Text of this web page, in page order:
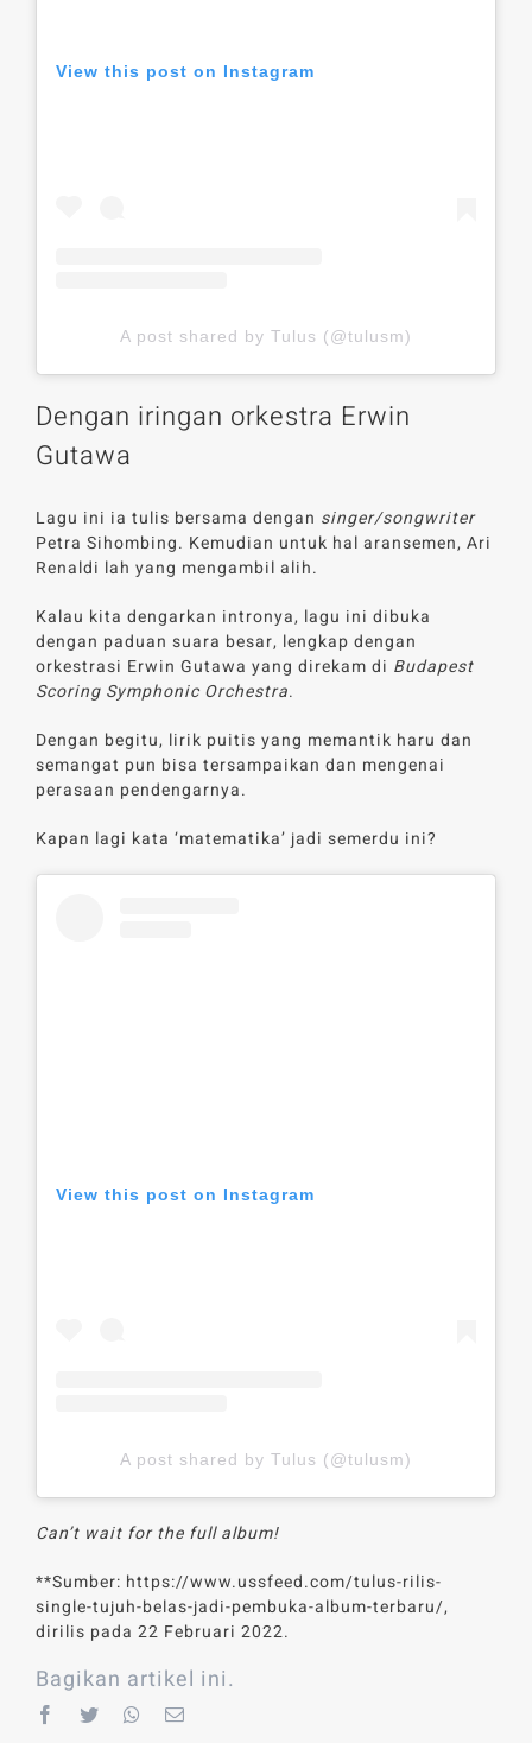
View this post on Instagram
A post shared by Tulus (@tulusm)
Dengan iringan orkestra Erwin
Gutawa
Lagu ini ia tulis bersama dengan singer/songwriter
Petra Sihombing. Kemudian untuk hal aransemen, Ari
Renaldi lah yang mengambil alih.
Kalau kita dengarkan intronya, lagu ini dibuka
dengan paduan suara besar, lengkap dengan
orkestrasi Erwin Gutawa yang direkam di Budapest
Scoring Symphonic Orchestra.
Dengan begitu, lirik puitis yang memantik haru dan
semangat pun bisa tersampaikan dan mengenai
perasaan pendengarnya.
Kapan lagi kata ‘matematika’ jadi semerdu ini?
View this post on Instagram
A post shared by Tulus (@tulusm)
Can’t wait for the full album!
**Sumber: https://www.ussfeed.com/tulus-rilis-
single-tujuh-belas-jadi-pembuka-album-terbaru/,
dirilis pada 22 Februari 2022.
Bagikan artikel ini.